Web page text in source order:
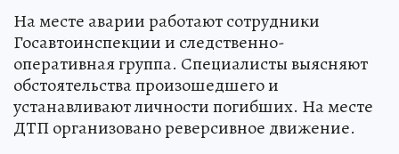
На месте аварии работают сотрудники
Госавтоинспекции и следственно-
оперативная группа. Специалисты выясняют
обстоятельства произошедшего и
устанавливают личности погибших. На месте
ДТП организовано реверсивное движение.